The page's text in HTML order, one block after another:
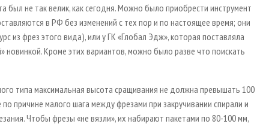
не так велик, как сегодня. Можно было приобрести инструмент
в РФ без изменений с тех пор и по настоящее время; они
из фрез этого вида), или у ГК «Глобал Эдж», которая поставляла
Кроме этих вариантов, можно было разве что поискать
типа максимальная высота сращивания не должна превышать 100
причине малого шага между фрезами при закручивании спирали и
Чтобы фрезы «не вязли», их набирают пакетами по 80-100 мм,